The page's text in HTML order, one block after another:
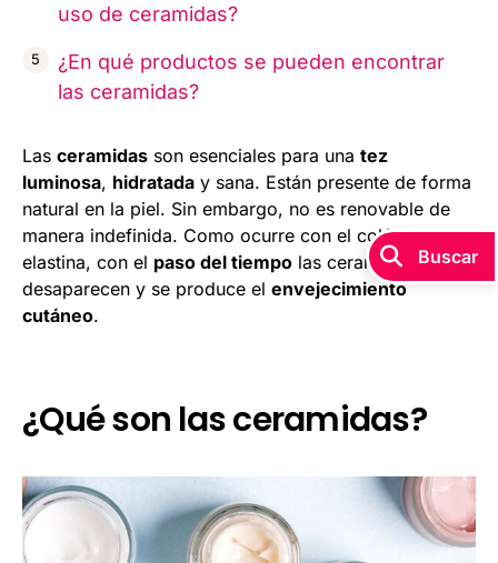
uso de ceramidas?
¿En qué productos se pueden encontrar
las ceramidas?
Las ceramidas son esenciales para una tez
luminosa, hidratada y sana. Están presente de forma
natural en la piel. Sin embargo, no es renovable de
manera indefinida. Como ocurre con el colágeno o la
elastina, con el paso del tiempo las ceramidas
desaparecen y se produce el envejecimiento
cutáneo.
¿Qué son las ceramidas?
Buscar